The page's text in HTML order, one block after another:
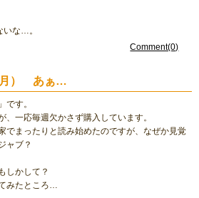
いな…。
Comment(0)
月） あぁ…
です。
一応毎週欠かさず購入しています。
でまったりと読み始めたのですが、なぜか見覚
ャブ？
しかして？
みたところ…